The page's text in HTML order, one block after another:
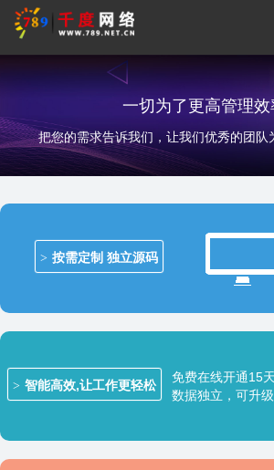
一切为了更高管理效
把您的需求告诉我们，让我们优秀的团队
按需定制 独立源码
智能高效,让工作更轻松
免费在线开通15
数据独立，可升